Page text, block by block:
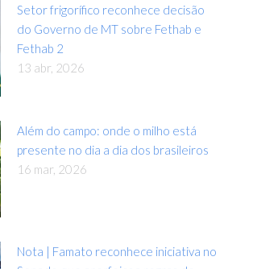
Setor frigorífico reconhece decisão
do Governo de MT sobre Fethab e
Fethab 2
13 abr, 2026
Além do campo: onde o milho está
presente no dia a dia dos brasileiros
16 mar, 2026
Nota | Famato reconhece iniciativa no